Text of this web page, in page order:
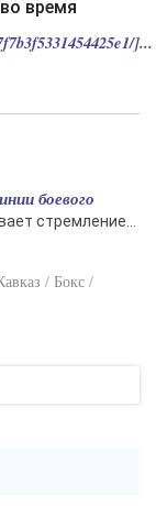
время
]...
боевого
стремление...
/ Бокс /